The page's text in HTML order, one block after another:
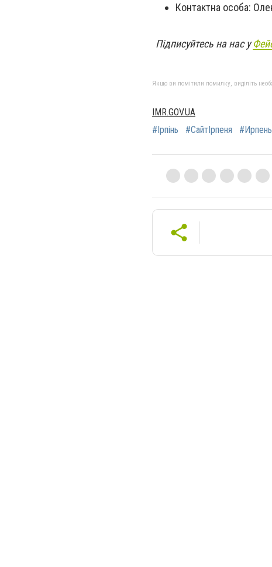
Контактна особа:
Підписуйтесь на нас у
Якщо ви помітили помилку, виділіть
IMR.GOV.UA
#Ірпінь
#СайтІрпеня #Ирпень